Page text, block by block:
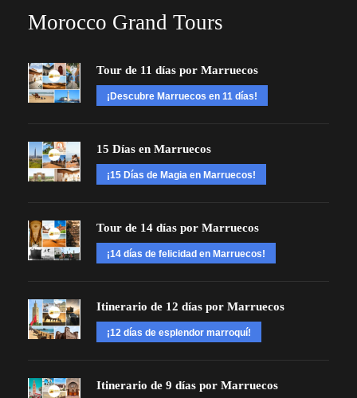
Morocco Grand Tours
Tour de 11 días por Marruecos
¡Descubre Marruecos en 11 días!
15 Días en Marruecos
¡15 Días de Magia en Marruecos!
Tour de 14 días por Marruecos
¡14 días de felicidad en Marruecos!
Itinerario de 12 días por Marruecos
¡12 días de esplendor marroquí!
Itinerario de 9 días por Marruecos